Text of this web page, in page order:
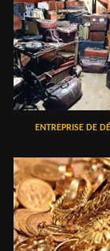
ENTREPRISE DE